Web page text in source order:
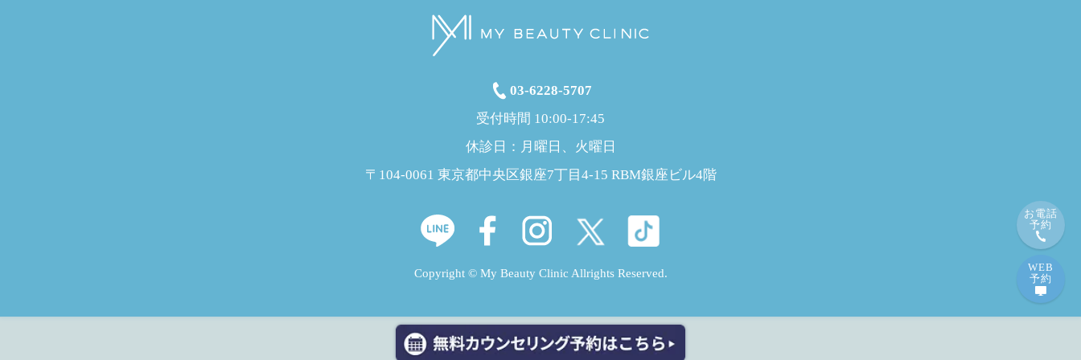
お電話
予約
WEB
予約
03-6228-5707
受付時間 10:00-17:45
休診日：月曜日、火曜日
〒104-0061 東京都中央区銀座7丁目4-15 RBM銀座ビル4階
Copyright © My Beauty Clinic Allrights Reserved.